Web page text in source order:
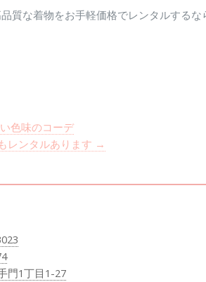
質な着物をお手軽価格でレンタルするな
色味のコーデ
レンタルあります →
門1丁目1-27